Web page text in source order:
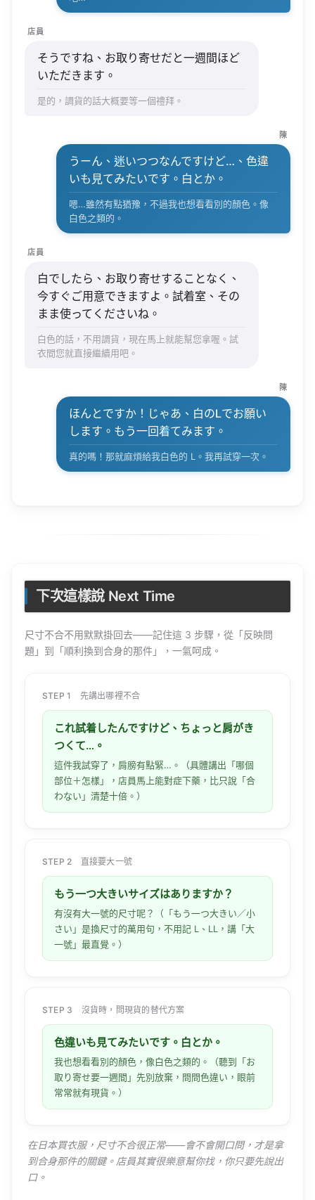
店員
そうですね、お取り寄せだと一週間ほど
いただきます。
是的，調貨的話大概要等一個禮拜。
陳
うーん、迷いつつなんですけど…、色違
いも見てみたいです。白とか。
嗯…雖然有點猶豫，不過我也想看看別的顏色。像
白色之類的。
店員
白でしたら、お取り寄せすることなく、
今すぐご用意できますよ。試着室、その
まま使ってくださいね。
白色的話，不用調貨，現在馬上就能幫您拿喔。試
衣間您就直接繼續用吧。
陳
ほんとですか！じゃあ、白のLでお願い
します。もう一回着てみます。
真的嗎！那就麻煩給我白色的 L。我再試穿一次。
下次這樣說 Next Time
尺寸不合不用默默掛回去——記住這 3 步驟，從「反映問
題」到「順利換到合身的那件」，一氣呵成。
STEP 1 先講出哪裡不合
これ試着したんですけど、ちょっと肩がき
つくて…。
這件我試穿了，肩膀有點緊…。（具體講出「哪個
部位＋怎樣」，店員馬上能對症下藥，比只說「合
わない」清楚十倍。）
STEP 2 直接要大一號
もう一つ大きいサイズはありますか？
有沒有大一號的尺寸呢？（「もう一つ大きい／小
さい」是換尺寸的萬用句，不用記 L、LL，講「大
一號」最直覺。）
STEP 3 沒貨時，問現貨的替代方案
色違いも見てみたいです。白とか。
我也想看看別的顏色，像白色之類的。（聽到「お
取り寄せ要一週間」先別放棄，問問色違い，眼前
常常就有現貨。）
在日本買衣服，尺寸不合很正常——會不會開口問，才是拿
到合身那件的關鍵。店員其實很樂意幫你找，你只要先說出
口。